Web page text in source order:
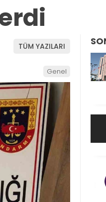
TÜM YAZILARI
Genel